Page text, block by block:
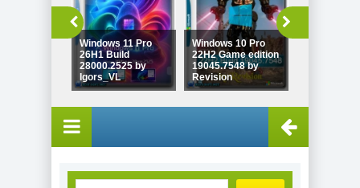
Windows 11 Pro
26H1 Build
28000.2525 by
Igors_VL
Windows 10 Pro
22H2 Game edition
19045.7548 by
Revision